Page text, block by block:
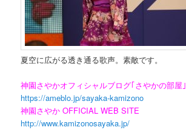
夏空に広がる透き通る歌声。素敵です。
神園さやかオフィシャルブログ｢さやかの部屋｣
https://ameblo.jp/sayaka-kamizono
神園さやか OFFICIAL WEB SITE
http://www.kamizonosayaka.jp/